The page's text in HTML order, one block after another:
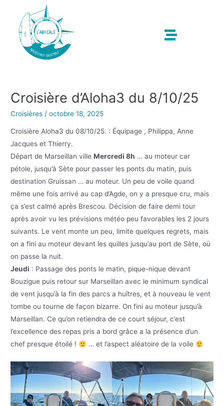
Croisière d’Aloha3 du 8/10/25
Croisières /octobre 18, 2025
Croisière Aloha3 du 08/10/25. : Équipage , Philippa, Anne
Jacques et Thierry.
Départ de Marseillan villeMercredi 8h … au moteur car
pétole, jusqu’à Sète pour passer les ponts du matin, puis
destination Gruissan … au moteur. Un peu de voile quand
même une fois arrivé au cap d’Agde, on y a presque cru, mais
ça s’est calmé après Brescou. Décision de faire demi tour
après avoir vu les prévisions météo peu favorables les 2 jours
suivants. Le vent monte un peu, limite quelques regrets, mais
on a fini au moteur devant les quilles jusqu’au port de Sète, où
on passe la nuit.
Jeudi : Passage des ponts le matin, pique-nique devant
Bouzigue puis retour sur Marseillan avec le minimum syndical
de vent jusqu’à la fin des parcs a huîtres, et à nouveau le vent
tombe ou tourne de façon bizarre. On fini au moteur jusqu’à
Marseillan. Ce qu’on retiendra de ce court séjour, c’est
l’excellence des repas pris a bord grâce a la présence d’un
chef presque étoilé !
… et l’aspect aléatoire de la voile